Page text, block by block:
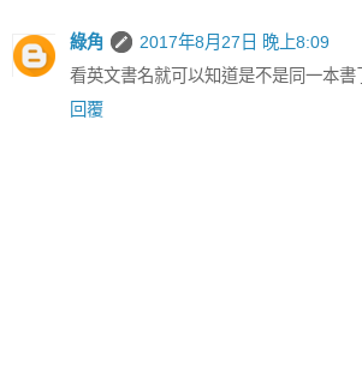
綠角
2017年8月27日 晚上8:09
看英文書名就可以知道是不是同一本書
回覆